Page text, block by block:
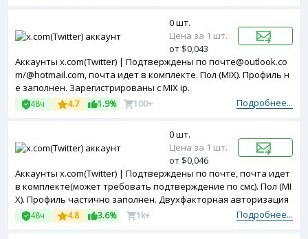
Аккаунты x.com(Twitter) | Подтверждены по почте@outlook.co
m/@hotmail.com, почта идет в комплекте. Пол (MIX). Профиль н
е заполнен. Зарегистрированы с MIX ip.
Подробнее...
48ч 4.7 1.9% 100+
0 шт.
Цена за 1 шт.
от $0,043
Аккаунты x.com(Twitter) | Подтверждены по почте, почта идет
в комплекте(может требовать подтверждение по смс). Пол (MI
X). Профиль частично заполнен. Двухфакторная авторизация
включена. Token в комплекте. Зарегистрированы с MIX ip.
Подробнее...
48ч 4.8 3.6% 1k+
0 шт.
Цена за 1 шт.
от $0,046